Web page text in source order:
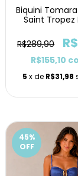
Biquini
Saint Tropez
R$289,90
R$155,10
5 x de R$31,98
45%
OFF